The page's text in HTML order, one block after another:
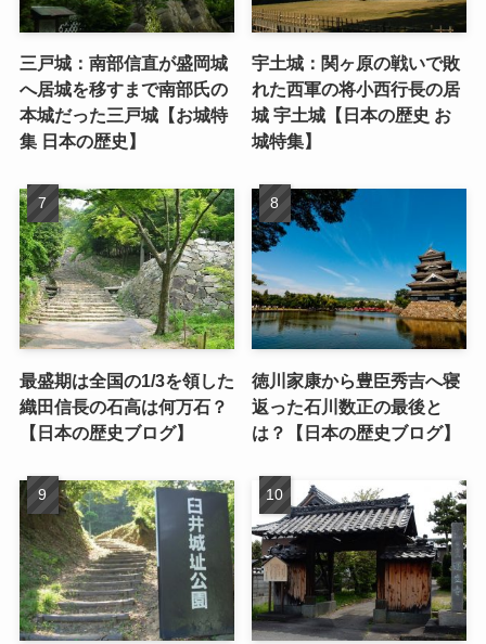
三戸城：南部信直が盛岡城
へ居城を移すまで南部氏の
本城だった三戸城【お城特
集 日本の歴史】
宇土城：関ヶ原の戦いで敗
れた西軍の将小西行長の居
城 宇土城【日本の歴史 お
城特集】
最盛期は全国の1/3を領した
織田信長の石高は何万石？
【日本の歴史ブログ】
徳川家康から豊臣秀吉へ寝
返った石川数正の最後と
は？【日本の歴史ブログ】